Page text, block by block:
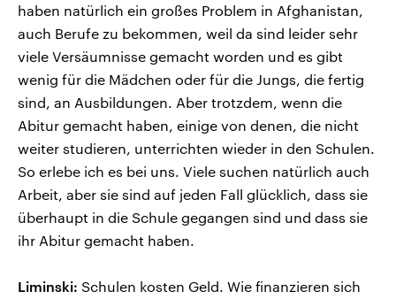
haben natürlich ein großes Problem in Afghanistan,
auch Berufe zu bekommen, weil da sind leider sehr
viele Versäumnisse gemacht worden und es gibt
wenig für die Mädchen oder für die Jungs, die fertig
sind, an Ausbildungen. Aber trotzdem, wenn die
Abitur gemacht haben, einige von denen, die nicht
weiter studieren, unterrichten wieder in den Schulen.
So erlebe ich es bei uns. Viele suchen natürlich auch
Arbeit, aber sie sind auf jeden Fall glücklich, dass sie
überhaupt in die Schule gegangen sind und dass sie
ihr Abitur gemacht haben.
Liminski: Schulen kosten Geld. Wie finanzieren sich